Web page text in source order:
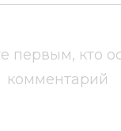
первым, кто
комментарий